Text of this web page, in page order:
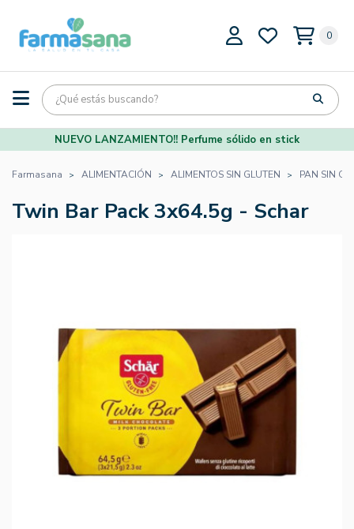
0
NUEVO LANZAMIENTO!! Perfume sólido en stick
Farmasana ALIMENTACIÓN ALIMENTOS SIN GLUTEN PAN SIN
Twin Bar Pack 3x64.5g - Schar